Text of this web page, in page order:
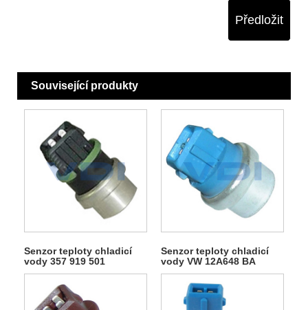
Předložit
Související produkty
Senzor teploty chladicí
vody 357 919 501
Senzor teploty chladicí
vody VW 12A648 BA